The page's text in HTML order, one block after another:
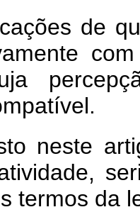
de
neste
termos da